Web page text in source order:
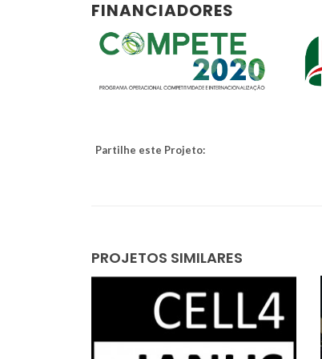
Andrei Kholkin
Investigador Jubilado
FINANCIADORES
Partilhe este Projeto:
PROJETOS SIMILARES